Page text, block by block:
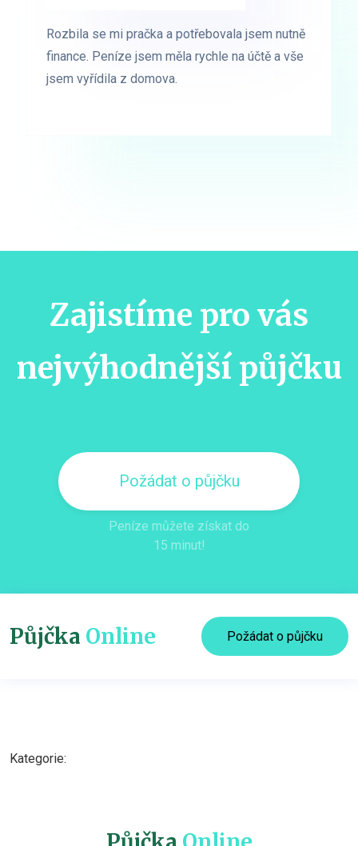
Rozbila se mi pračka a potřebovala jsem nutně
finance. Peníze jsem měla rychle na účtě a vše
jsem vyřídila z domova.
Rozbila se mi pračka a potřebovala jsem nutně
finance. Peníze jsem měla rychle na účtě a vše
jsem vyřídila z domova.
Zajistíme pro vás
nejvýhodnější půjčku
Požádat o půjčku
Peníze můžete získat do
15 minut!
Půjčka Online Požádat o půjčku
Kategorie: